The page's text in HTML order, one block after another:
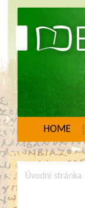
HOME
Úvodní stránka